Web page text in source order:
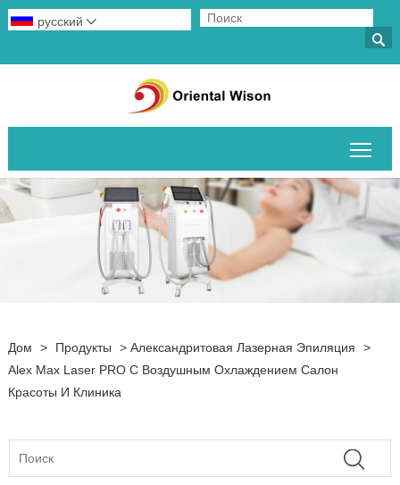

русский 
Дом > Продукты > Александритовая Лазерная Эпиляция
>
Alex Max Laser PRO С Воздушным Охлаждением Салон
Красоты И Клиника